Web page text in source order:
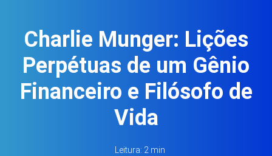
Charlie Munger: Lições
Perpétuas de um Gênio
Financeiro e Filósofo de
Vida
Leitura: 2 min